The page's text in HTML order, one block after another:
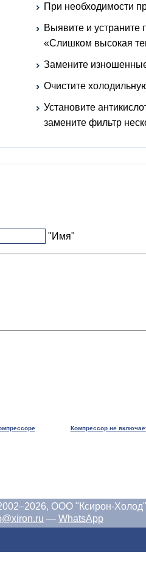
При необходимости
Выявите и устраните
«Слишком высокая
Замените
Очистите
Установите
замените фильтр
"Имя"
Компрессор не
ООО "Ксирон-Холод"
— WhatsApp